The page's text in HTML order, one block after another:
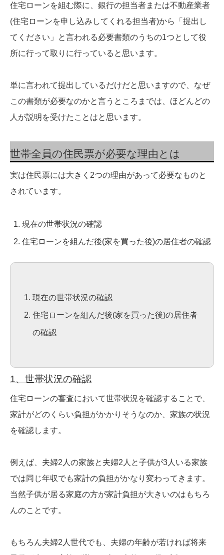
住宅ローンを組む際に、銀行の担当者または不動産業者
(住宅ローンを申し込みしてくれる担当者)から「提出し
てください」と言われる必要書類のうちの1つとして役
所に行って取りに行っていると思います。
単に言われて提出しているだけだと思いますので、なぜ
この書類が必要なのかと言うところまでは、ほどんどの
人が説明を受けたことはと思います。
世帯全員の住民票が必要な理由とは
実は住民票には大きく2つの理由があって必要なものと
されています。
現在の世帯状況の確認
住宅ローンを組んだ後(家を買った後)の居住者の確認
現在の世帯状況の確認
住宅ローンを組んだ後(家を買った後)の居住者
の確認
1、世帯状況の確認
住宅ローンの審査において世帯状況を確認することで、
家計がどのくらい負担がかかりそうなのか、家族の状況
を確認します。
例えば、夫婦2人の家族と夫婦2人と子供が3人いる家族
では同じ年収でも家計の負担がかなり変わってきます。
当然子供が居る家庭の方が家計負担が大きいのはもちろ
んのことです。
もちろん夫婦2人世代でも、夫婦の年齢が若ければ将来